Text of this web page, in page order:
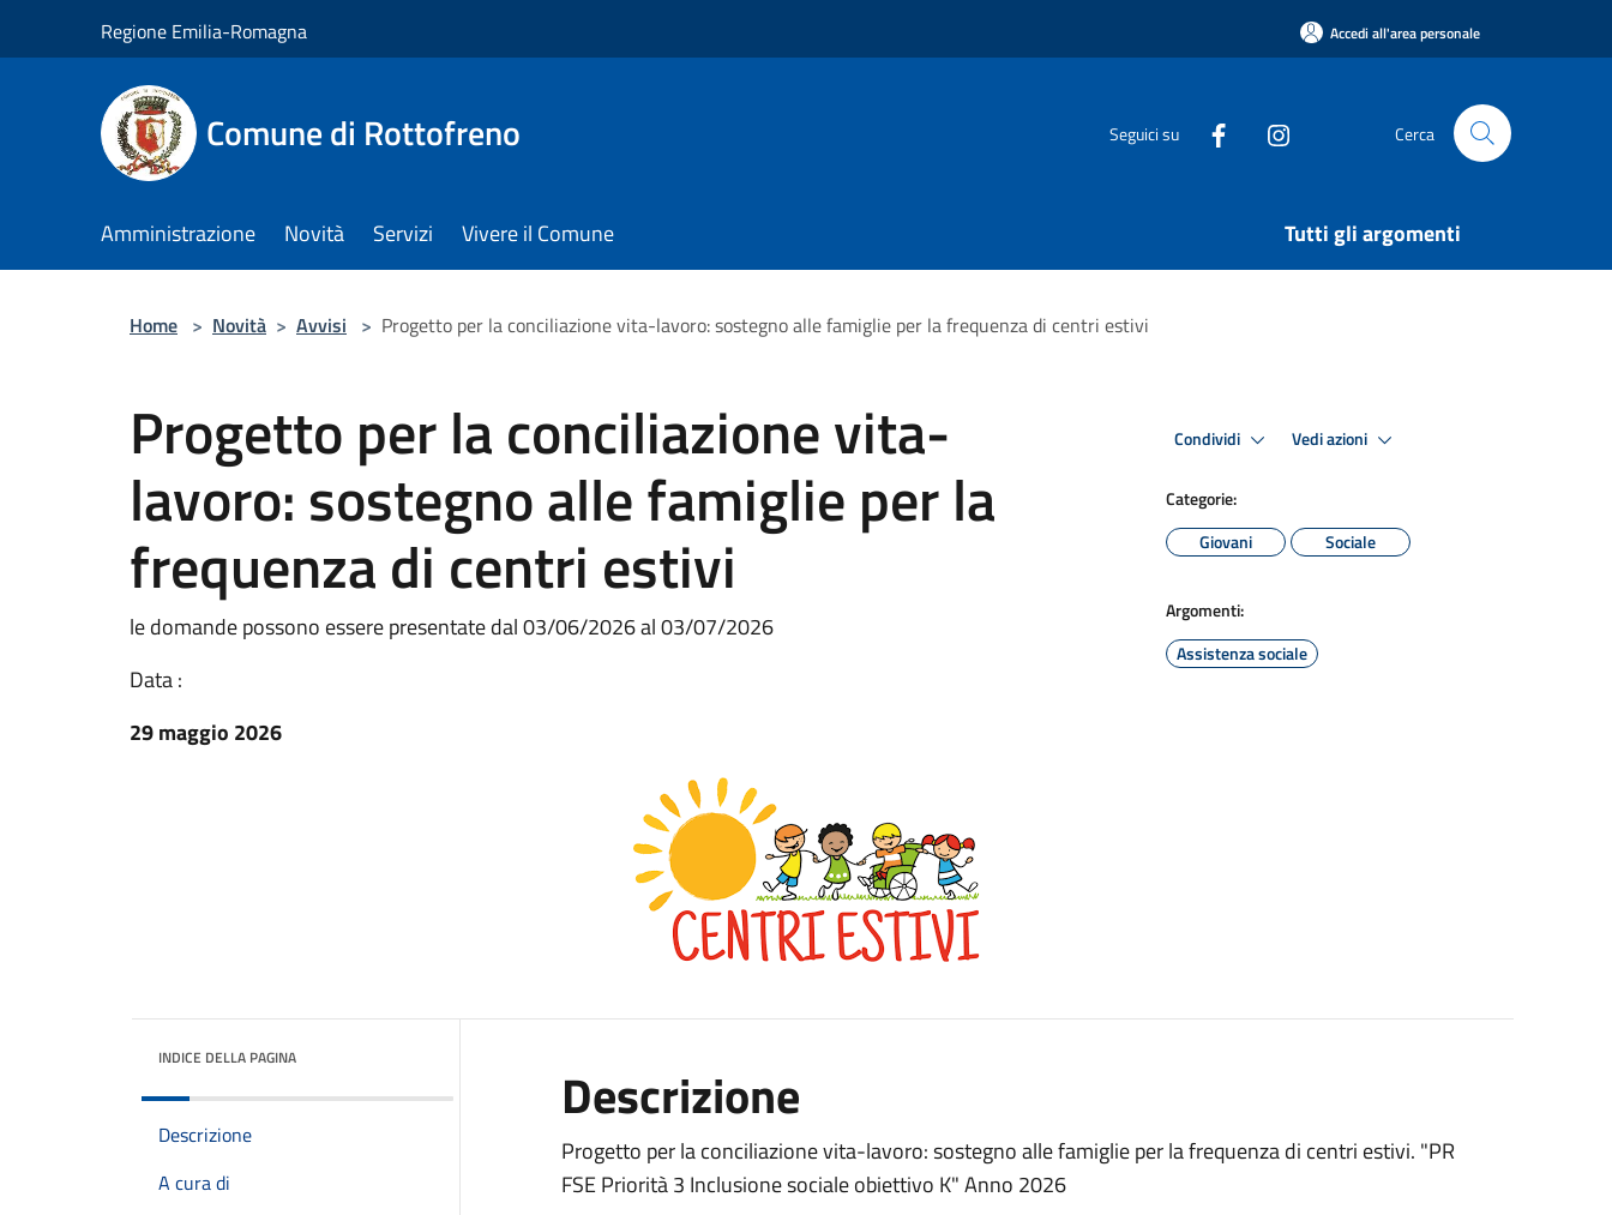
Regione Emilia-Romagna Accedi all'area personale
Comune di Rottofreno Seguici su Cerca
Amministrazione Novità Servizi Vivere il Comune Tutti gli argomenti
Home > Novità > Avvisi > Progetto per la conciliazione vita-lavoro: sostegno alle famiglie per la frequenza di centri estivi
Progetto per la conciliazione vita-
lavoro: sostegno alle famiglie per la
frequenza di centri estivi
le domande possono essere presentate dal 03/06/2026 al 03/07/2026
Data :
29 maggio 2026
Condividi Vedi azioni
Categorie:
Giovani
Sociale
Argomenti:
Assistenza sociale
INDICE DELLA PAGINA
Descrizione
A cura di
Descrizione
Progetto per la conciliazione vita-lavoro: sostegno alle famiglie per la frequenza di centri estivi. "PR
FSE Priorità 3 Inclusione sociale obiettivo K" Anno 2026